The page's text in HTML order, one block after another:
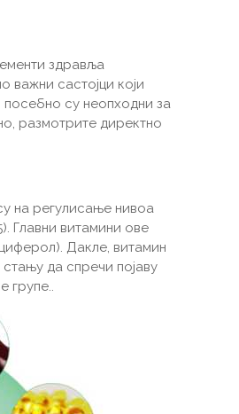
здравља
важни састојци који
посебно су неопходни за
размотрите директно
на регулисање нивоа
Главни витамини ове
Дакле, витамин
стању да спречи појаву
групе..